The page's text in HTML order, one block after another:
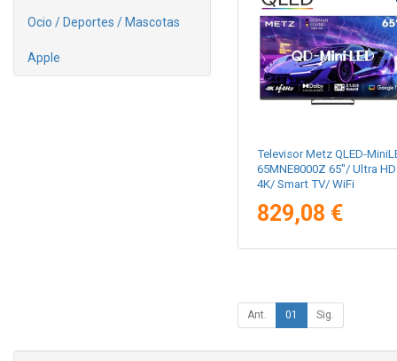
Ocio / Deportes / Mascotas
Apple
Televisor Metz QLED-
65MNE8000Z 65"/ Ultra HD
4K/ Smart TV/ WiFi
829,08 €
Ant. 01 Sig.